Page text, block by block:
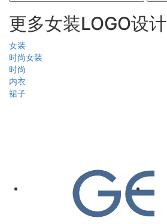
更多女装LOGO设计
女装
时尚女装
时尚
内衣
裙子